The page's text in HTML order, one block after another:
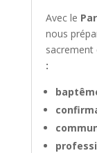
Avec le
nous
sacrement
: